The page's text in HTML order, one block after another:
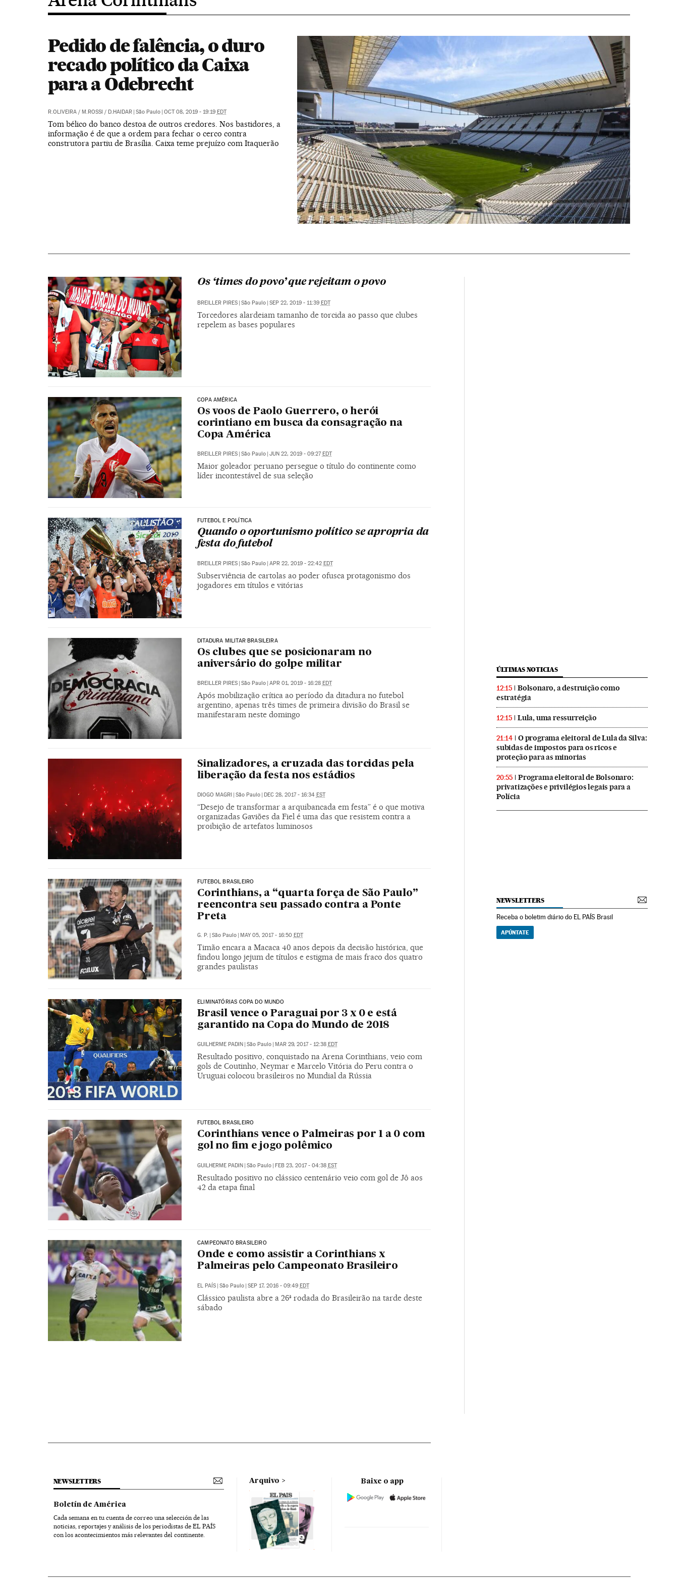
Pedido de falência, o duro
recado político da Caixa
para a Odebrecht
R.OLIVEIRA/ M.ROSSI / D.HAIDAR | São Paulo | OCT 08, 2019 - 19:19 EDT
Tom bélico do banco destoa de outros credores. Nos bastidores, a
informação é de que a ordem para fechar o cerco contra
construtora partiu de Brasília. Caixa teme prejuízo com Itaquerão
Os ‘times do povo’ que rejeitam o povo
BREILLER PIRES | São Paulo | SEP 22, 2019 - 11:39 EDT
Torcedores alardeiam tamanho de torcida ao passo que clubes
repelem as bases populares
COPA AMÉRICA
Os voos de Paolo Guerrero, o herói
corintiano em busca da consagração na
Copa América
BREILLER PIRES | São Paulo | JUN 22, 2019 - 09:27EDT
Maior goleador peruano persegue o título do continente como
líder incontestável de sua seleção
FUTEBOL E POLÍTICA
Quando o oportunismo político se apropria da
festa do futebol
BREILLER PIRES | São Paulo | APR 22, 2019 - 22:42 EDT
Subserviência de cartolas ao poder ofusca protagonismo dos
jogadores em títulos e vitórias
DITADURA MILITAR BRASILEIRA
Os clubes que se posicionaram no
aniversário do golpe militar
BREILLER PIRES São Paulo APR 01, 2019 - 16:28 EDT
Após mobilização crítica ao período da ditadura no futebol
argentino, apenas três times de primeira divisão do Brasil se
manifestaram neste domingo
Sinalizadores, a cruzada das torcidas pela
liberação da festa nos estádios
DIOGO MAGRI São Paulo DEC 28, 2017 - 16:34 EST
“Desejo de transformar a arquibancada em festa” é o que motiva
organizadas Gaviões da Fiel é uma das que resistem contra a
proibição de artefatos luminosos
FUTEBOL BRASILEIRO
Corinthians, a “quarta força de São Paulo”
reencontra seu passado contra a Ponte
Preta
G. P. | São Paulo | MAY 05, 2017 - 16:50 EDT
Timão encara a Macaca 40 anos depois da decisão histórica, que
findou longo jejum de títulos e estigma de mais fraco dos quatro
grandes paulistas
ELIMINATÓRIAS COPA DO MUNDO
Brasil vence o Paraguai por 3 x 0 e está
garantido na Copa do Mundo de 2018
GUILHERME PADIN São Paulo MAR 29, 2017 - 12:38 EDT
Resultado positivo, conquistado na Arena Corinthians, veio com
gols de Coutinho, Neymar e Marcelo Vitória do Peru contra o
Uruguai colocou brasileiros no Mundial da Rússia
FUTEBOL BRASILEIRO
Corinthians vence o Palmeiras por 1 a 0 com
gol no fim e jogo polêmico
GUILHERME PADIN | São Paulo | FEB 23, 2017 - 04:38 EST
Resultado positivo no clássico centenário veio com gol de Jô aos
42 da etapa final
CAMPEONATO BRASILEIRO
Onde e como assistir a Corinthians x
Palmeiras pelo Campeonato Brasileiro
EL PAÍS São Paulo SEP 17, 2016 - 09:49 EDT
Clássico paulista abre a 26ª rodada do Brasileirão na tarde deste
sábado
ÚLTIMAS NOTICIAS
12:15
Bolsonaro, a destruição como
estratégia
12:15 Lula, uma ressurreição
21:14
O programa eleitoral de Lula da Silva:
subidas de impostos para os ricos e
proteção para as minorias
20:55
Programa eleitoral de Bolsonaro:
privatizações e privilégios legais para a
Polícia
NEWSLETTERS
Receba o boletim diário do EL PAÍS Brasil
APÚNTATE
NEWSLETTERS
Boletín de América
Cada semana en tu cuenta de correo una selección de las
noticias, reportajes y análisis de los periodistas de EL PAÍS
con los acontecimientos más relevantes del continente.
Arquivo Baixe o app